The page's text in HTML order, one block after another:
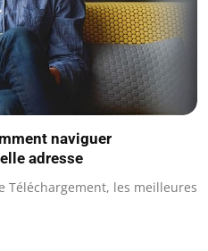
naviguer
adresse
Téléchargement, les meilleures